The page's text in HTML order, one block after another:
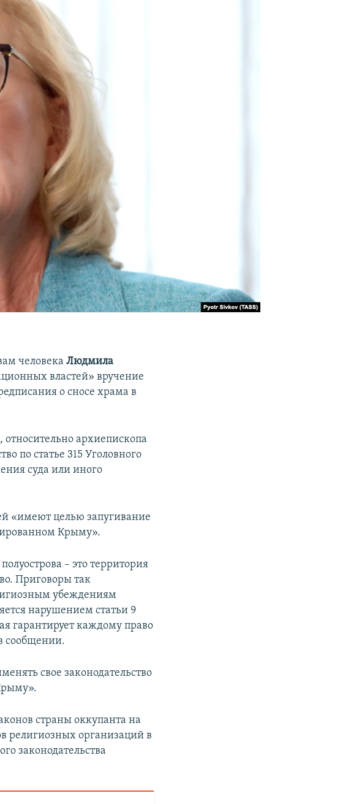
человекаЛюдмила
властей» вручение
о сносе храма в
архиепископа
по статье 315 Уголовного
суда или иного
«имеют целью запугивание
Крыму».
– это территория
Приговоры так
убеждениям
нарушением статьи 9
гарантирует каждому право
сообщении.
свое законодательство
страны оккупанта на
религиозных организаций в
законодательства